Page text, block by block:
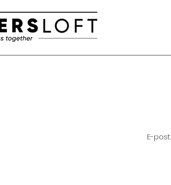
E-post: